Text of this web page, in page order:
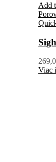
Add
Viac